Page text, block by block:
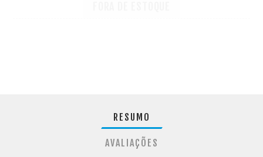
RESUMO
AVALIAÇÕES